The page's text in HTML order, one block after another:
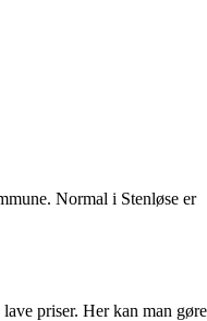
Normal i Stenløse er
priser. Her kan man gøre